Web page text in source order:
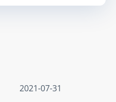
2021-07-31